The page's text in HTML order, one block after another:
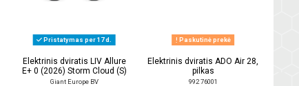
Pristatymas per 17 d.
Elektrinis dviratis LIV Allure
E+ 0 (2026) Storm Cloud (S)
Giant Europe BV
Paskutinė prekė
Elektrinis dviratis ADO Air 28,
pilkas
992 76001